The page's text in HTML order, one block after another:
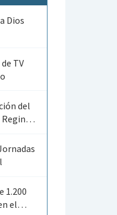
Dios
TV
del
1.200
el